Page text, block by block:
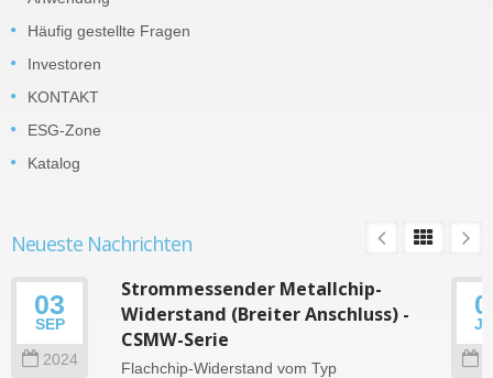
Häufig gestellte Fragen
Investoren
KONTAKT
ESG-Zone
Katalog
Neueste Nachrichten
03
SEP
2024
Strommessender Metallchip-
Widerstand (Breiter Anschluss) -
CSMW-Serie
Flachchip-Widerstand vom Typ